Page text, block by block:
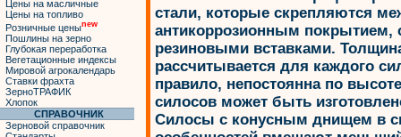
Цены на масличные
Цены на топливо
Розничные ценыnew
Пошлины на зерно
Глубокая переработка
Вегетационные индексы
Мировой агрокалендарь
Ставки фрахта
ЗерноТРАФИК
Хлопок
СПРАВОЧНИК
Зерновой справочник
стали, которые скрепляются
антикоррозионным
резиновыми вставками.
рассчитывается для каждого
правило, непостоянна по
силосов может быть
Силосы с конусным днищем в